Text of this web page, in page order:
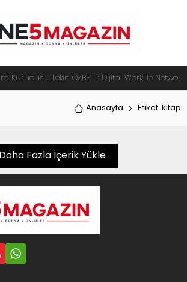
VayCard Kurucusu Tekin ÖZBELLİ: Dijital Work ile Network Marketingde Yeni Dönem Başlıyor
Anasayfa Etiket: kitap
Daha Fazla İçerik Yükle